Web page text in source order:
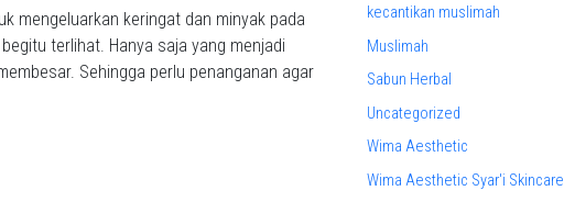
mengeluarkan keringat dan minyak pada
terlihat. Hanya saja yang menjadi
Sehingga perlu penanganan agar
kecantikan muslimah
Muslimah
Sabun Herbal
Uncategorized
Wima Aesthetic
Wima Aesthetic Syar'i Skincare